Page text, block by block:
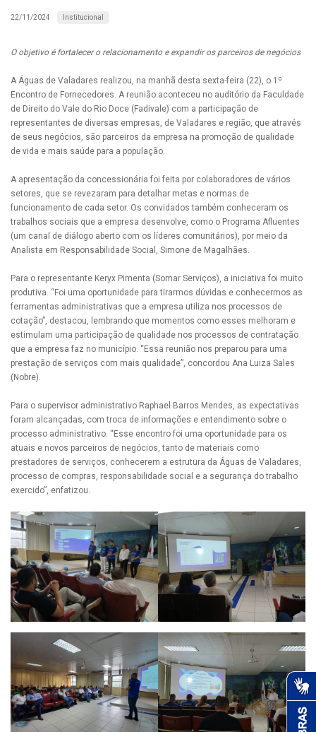
22/11/2024 Institucional
O objetivo é fortalecer o relacionamento e expandir os parceiros de negócios
A Águas de Valadares realizou, na manhã desta sexta-feira (22), o 1º
Encontro de Fornecedores. A reunião aconteceu no auditório da Faculdade
de Direito do Vale do Rio Doce (Fadivale) com a participação de
representantes de diversas empresas, de Valadares e região, que através
de seus negócios, são parceiros da empresa na promoção de qualidade
de vida e mais saúde para a população.
A apresentação da concessionária foi feita por colaboradores de vários
setores, que se revezaram para detalhar metas e normas de
funcionamento de cada setor. Os convidados também conheceram os
trabalhos sociais que a empresa desenvolve, como o Programa Afluentes
(um canal de diálogo aberto com os líderes comunitários), por meio da
Analista em Responsabilidade Social, Simone de Magalhães.
Para o representante Keryx Pimenta (Somar Serviços), a iniciativa foi muito
produtiva. “Foi uma oportunidade para tirarmos dúvidas e conhecermos as
ferramentas administrativas que a empresa utiliza nos processos de
cotação”, destacou, lembrando que momentos como esses melhoram e
estimulam uma participação de qualidade nos processos de contratação
que a empresa faz no município. “Essa reunião nos preparou para uma
prestação de serviços com mais qualidade”, concordou Ana Luiza Sales
(Nobre).
Para o supervisor administrativo Raphael Barros Mendes, as expectativas
foram alcançadas, com troca de informações e entendimento sobre o
processo administrativo. “Esse encontro foi uma oportunidade para os
atuais e novos parceiros de negócios, tanto de materiais como
prestadores de serviços, conhecerem a estrutura da Águas de Valadares,
processo de compras, responsabilidade social e a segurança do trabalho
exercido”, enfatizou.